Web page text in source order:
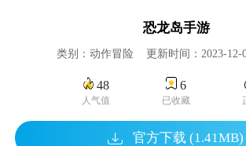
恐龙岛手游
类别：动作冒险 更新时间：2023-12-
48
人气值
6
已收藏
官方下载 (1.41MB)